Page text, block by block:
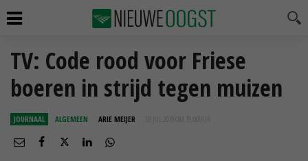
TV: Code rood voor Friese
boeren in strijd tegen muizen
JOURNAAL ALGEMEEN ARIE MEIJER 03 JUL 2019 OM 15:00